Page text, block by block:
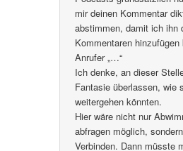
mir deinen Kommentar
abstimmen, damit ich ihn
Kommentaren hinzufügen
Anrufer „…“
Ich denke, an dieser
Fantasie überlassen, wie
weitergehen könnten.
Hier wäre nicht nur
abfragen möglich,
Verbinden. Dann müsste